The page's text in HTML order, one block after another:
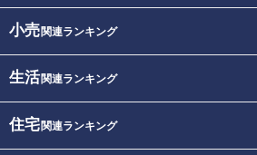
小売関連ランキング
生活関連ランキング
住宅関連ランキング